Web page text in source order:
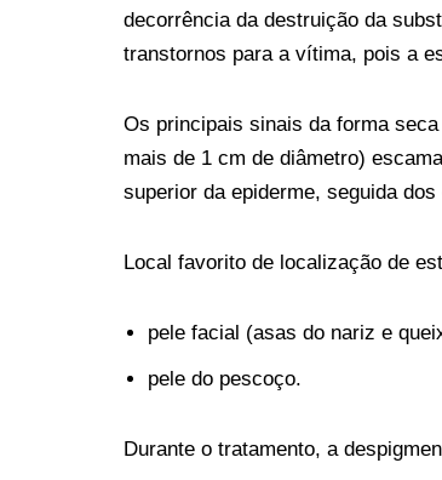
decorrência da destruição da
transtornos para a vítima, pois a
Os principais sinais da forma
mais de 1 cm de diâmetro)
superior da epiderme, seguida
Local favorito de localização de
pele facial (asas do nariz e
pele do pescoço.
Durante o tratamento, a